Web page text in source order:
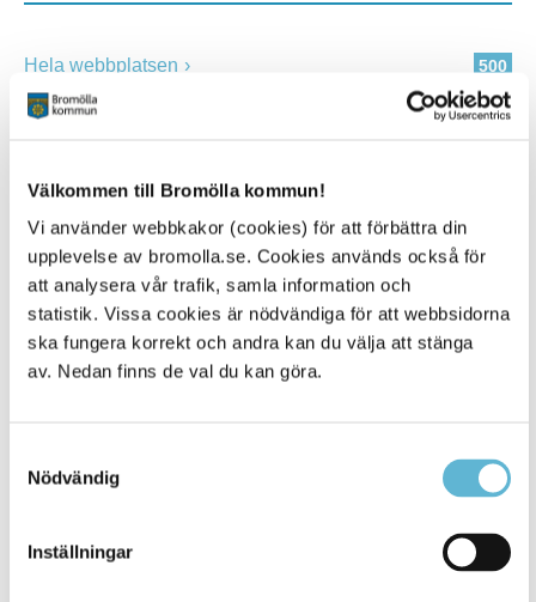
Välkommen till Bromölla kommun!
Vi använder webbkakor (cookies) för att förbättra din
upplevelse av bromolla.se. Cookies används också för
att analysera vår trafik, samla information och
statistik. Vissa cookies är nödvändiga för att webbsidorna
ska fungera korrekt och andra kan du välja att stänga
av. Nedan finns de val du kan göra.
Nödvändig
Inställningar
500
Hela webbplatsen
Alla platser
KONTAKT